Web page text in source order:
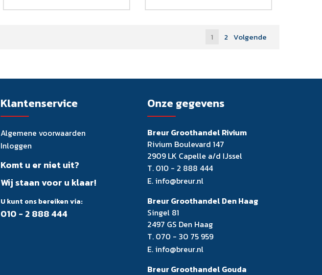
1 2 Volgende
Klantenservice
Algemene voorwaarden
Inloggen
Komt u er niet uit?
Wij staan voor u klaar!
U kunt ons bereiken via:
010 - 2 888 444
Onze gegevens
Breur Groothandel Rivium
Rivium Boulevard 147
2909 LK Capelle a/d IJssel
T. 010 - 2 888 444
E. info@breur.nl
Breur Groothandel Den Haag
Singel 81
2497 GS Den Haag
T. 070 - 30 75 959
E. info@breur.nl
Breur Groothandel Gouda